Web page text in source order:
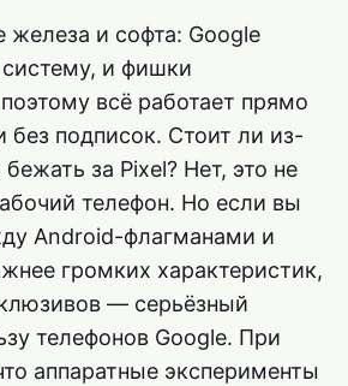
железа и софта: Google
и фишки
всё работает прямо
без подписок. Стоит ли из-
бежать за Pixel? Нет, это не
телефон. Но если вы
Android-флагманами и
громких характеристик,
— серьёзный
телефонов Google. При
аппаратные эксперименты